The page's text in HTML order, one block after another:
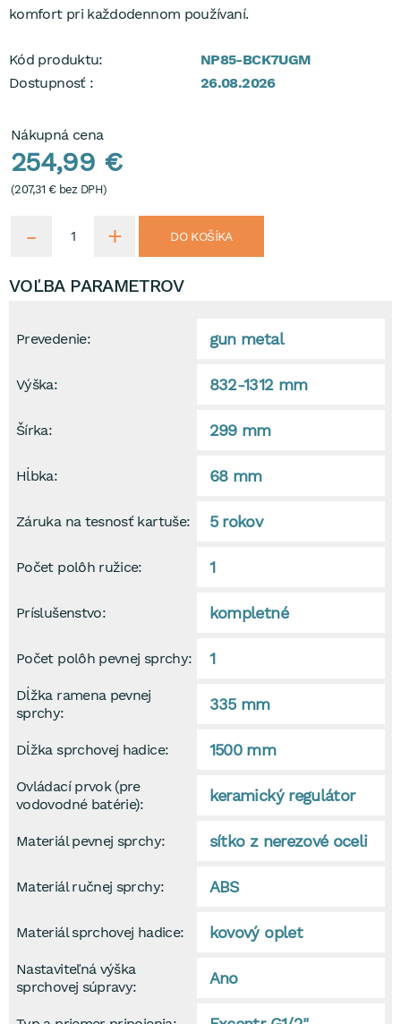
komfort pri každodennom používaní.
Kód produktu:
NP85-BCK7UGM
Dostupnosť :
26.08.2026
Nákupná cena
254,99 €
(207,31 €bez DPH)
DO KOŠÍKA
VOĽBA PARAMETROV
Prevedenie: gun metal
Výška: 832-1312 mm
Šírka: 299 mm
Hĺbka: 68 mm
Záruka na tesnosť kartuše: 5 rokov
Počet polôh ružice: 1
Príslušenstvo: kompletné
Počet polôh pevnej sprchy: 1
Dĺžka ramena pevnej
sprchy:
335 mm
Dĺžka sprchovej hadice: 1500 mm
Ovládací prvok (pre
vodovodné batérie):
keramický regulátor
Materiál pevnej sprchy: sítko z nerezové oceli
Materiál ručnej sprchy: ABS
Materiál sprchovej hadice: kovový oplet
Nastaviteľná výška
sprchovej súpravy:
Ano